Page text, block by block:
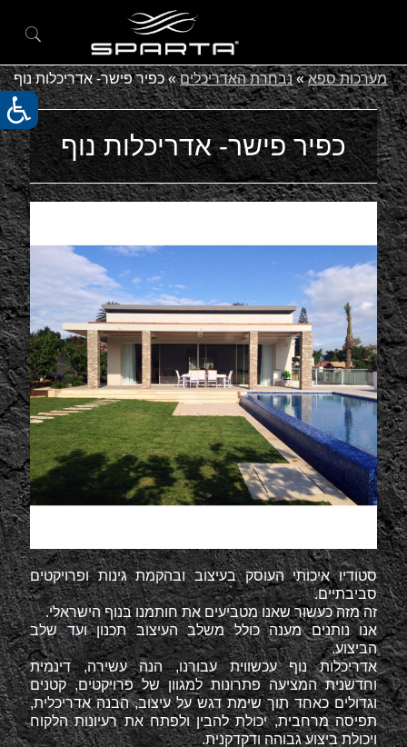
מערכות ספא»נבחרת האדריכלים»כפיר פישר- אדריכלות נוף
כפיר פישר- אדריכלות נוף
סטודיו איכותי העוסק בעיצוב ובהקמת גינות ופרויקטים
סביבתיים.
זה מזה כעשור שאנו מטביעים את חותמנו בנוף הישראלי.
אנו נותנים מענה כולל משלב העיצוב תכנון ועד שלב
הביצוע.
אדריכלות נוף עכשווית עבורנו, הנה עשירה, דינמית
וחדשנית המציעה פתרונות למגוון של פרויקטים, קטנים
וגדולים כאחד תוך שימת דגש על עיצוב, הבנה אדריכלית,
תפיסה מרחבית, יכולת להבין ולפתח את רעיונות הלקוח
ויכולת ביצוע גבוהה ודקדקנית.